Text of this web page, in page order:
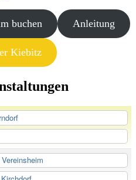
buchen Anleitung
Kiebitz